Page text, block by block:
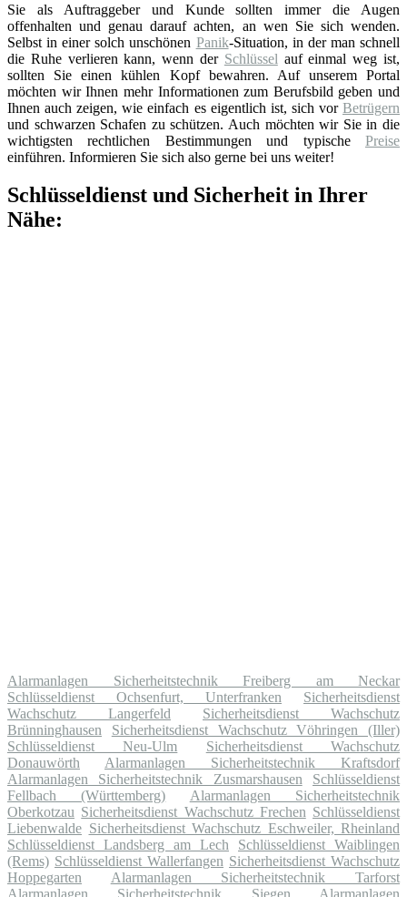
Sie als Auftraggeber und Kunde sollten immer die Augen
offenhalten und genau darauf achten, an wen Sie sich wenden.
Selbst in einer solch unschönen Panik-Situation, in der man schnell
die Ruhe verlieren kann, wenn der Schlüssel auf einmal weg ist,
sollten Sie einen kühlen Kopf bewahren. Auf unserem Portal
möchten wir Ihnen mehr Informationen zum Berufsbild geben und
Ihnen auch zeigen, wie einfach es eigentlich ist, sich vor Betrügern
und schwarzen Schafen zu schützen. Auch möchten wir Sie in die
wichtigsten rechtlichen Bestimmungen und typische Preise
einführen. Informieren Sie sich also gerne bei uns weiter!
Schlüsseldienst und Sicherheit in Ihrer
Nähe:
Alarmanlagen Sicherheitstechnik Freiberg am Neckar
Schlüsseldienst Ochsenfurt, Unterfranken
Sicherheitsdienst
Wachschutz Langerfeld
Sicherheitsdienst Wachschutz
Brünninghausen
Sicherheitsdienst Wachschutz Vöhringen (Iller)
Schlüsseldienst Neu-Ulm
Sicherheitsdienst Wachschutz
Donauwörth
Alarmanlagen Sicherheitstechnik Kraftsdorf
Alarmanlagen Sicherheitstechnik Zusmarshausen
Schlüsseldienst
Fellbach (Württemberg)
Alarmanlagen Sicherheitstechnik
Oberkotzau Sicherheitsdienst Wachschutz Frechen Schlüsseldienst
Liebenwalde Sicherheitsdienst Wachschutz Eschweiler, Rheinland
Schlüsseldienst Landsberg am Lech
Schlüsseldienst Waiblingen
(Rems) Schlüsseldienst Wallerfangen Sicherheitsdienst Wachschutz
Hoppegarten
Alarmanlagen Sicherheitstechnik Tarforst